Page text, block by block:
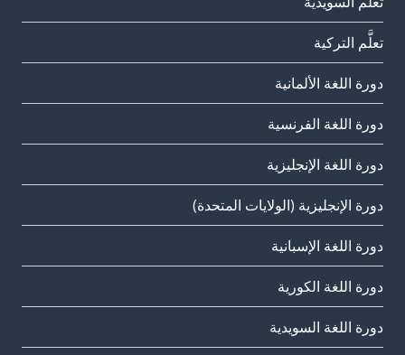
تعلَّم التركية
دورة اللغة الألمانية
دورة اللغة الفرنسية
دورة اللغة الإنجليزية
دورة الإنجليزية (الولايات المتحدة)
دورة اللغة الإسبانية
دورة اللغة الكورية
دورة اللغة السويدية